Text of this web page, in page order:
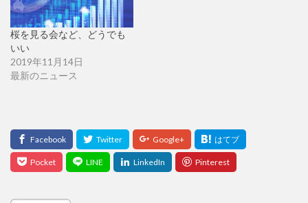
桜を見る会など、どうでも
いい
2019年11月14日
最新のニュース